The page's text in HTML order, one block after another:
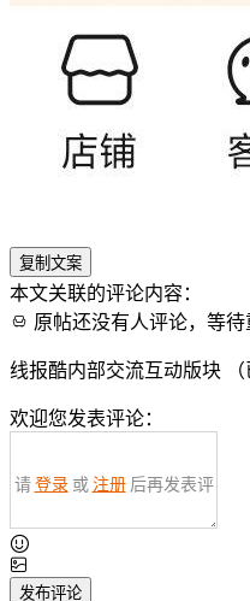
复制文案
本文关联的评论内容：
原帖还没有人评论，等
线报酷内部交流互动版块 （
欢迎您发表评论：
请 登录 或 注册 后再发表评
发布评论